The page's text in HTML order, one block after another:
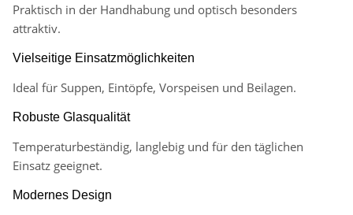
Praktisch in der Handhabung und optisch besonders
attraktiv.
Vielseitige Einsatzmöglichkeiten
Ideal für Suppen, Eintöpfe, Vorspeisen und Beilagen.
Robuste Glasqualität
Temperaturbeständig, langlebig und für den täglichen
Einsatz geeignet.
Modernes Design